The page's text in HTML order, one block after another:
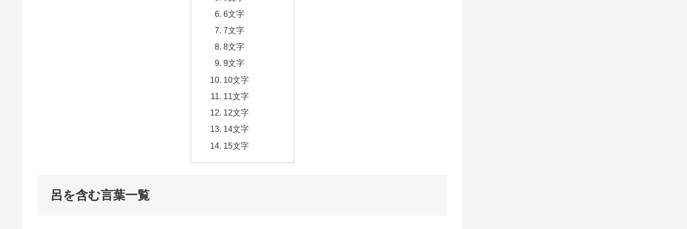
6文字
7文字
8文字
9文字
10文字
11文字
12文字
14文字
15文字
呂を含む言葉一覧